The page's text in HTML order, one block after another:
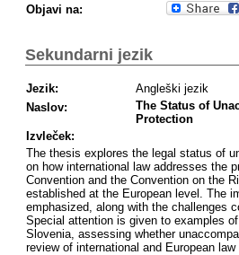
Objavi na:
Sekundarni jezik
Jezik:
Angleški jezik
Naslov:
The Status of
Protection
Izvleček:
The thesis explores the legal status of
on how international law addresses the
Convention and the Convention on the
established at the European level. The
emphasized, along with the challenges
Special attention is given to examples
Slovenia, assessing whether
review of international and European